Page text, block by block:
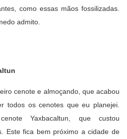
como essas mãos fossilizadas.
admito.
cenote e almoçando, que acabou
todos os cenotes que eu planejei.
Yaxbacaltun, que custou
Este fica bem próximo a cidade de